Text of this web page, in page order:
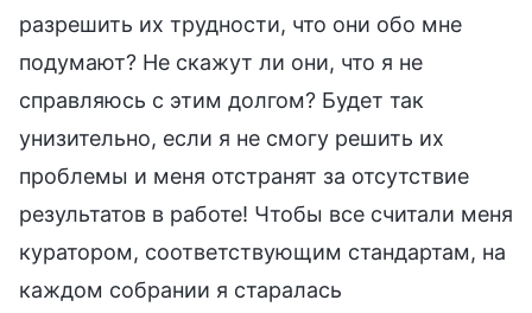
разрешить их трудности, что они обо мне
подумают? Не скажут ли они, что я не
справляюсь с этим долгом? Будет так
унизительно, если я не смогу решить их
проблемы и меня отстранят за отсутствие
результатов в работе! Чтобы все считали меня
куратором, соответствующим стандартам, на
каждом собрании я старалась